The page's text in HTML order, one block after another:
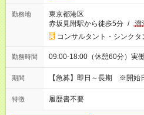
勤務地
東京都港区
赤坂見附駅から徒歩5分 / 溜
コンサルタント・シンクタ
勤務時間 09:00-18:00（休憩60分）実
期間 【急募】即日～長期 ※開始
特徴 履歴書不要